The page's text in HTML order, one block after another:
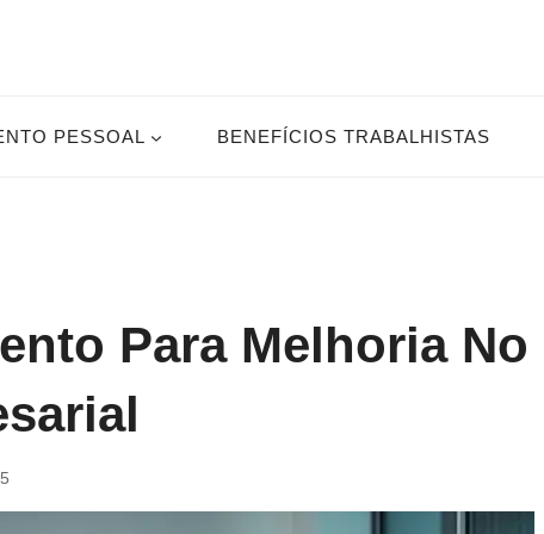
PESSOAL BENEFÍCIOS TRABALHISTAS
Para Melhoria No